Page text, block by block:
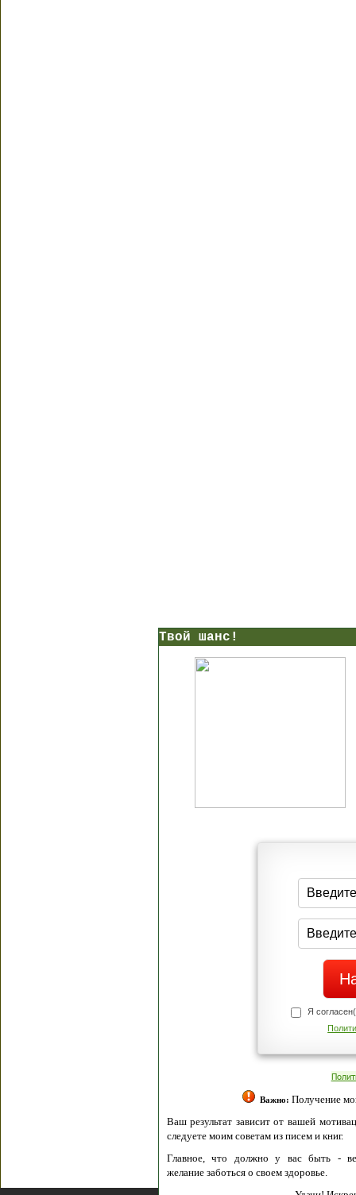
Твой шанс!
Я
Важно:Получение
Ваш результат зависит от вашей
следуете моим советам из писем и книг.
Главное, что должно у вас быть -
желание заботься о своем здоровье.